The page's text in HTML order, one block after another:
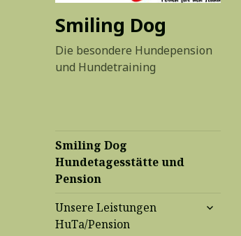
Smiling Dog
Die besondere Hundepension
und Hundetraining
Smiling Dog
Hundetagesstätte und
Pension
Unsere Leistungen
HuTa/Pension